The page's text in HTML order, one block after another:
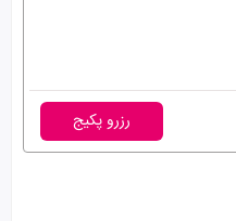
رزرو پکیج